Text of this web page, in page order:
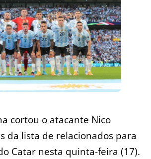
cortou o atacante Nico
da lista de relacionados para
Catar nesta quinta-feira (17).